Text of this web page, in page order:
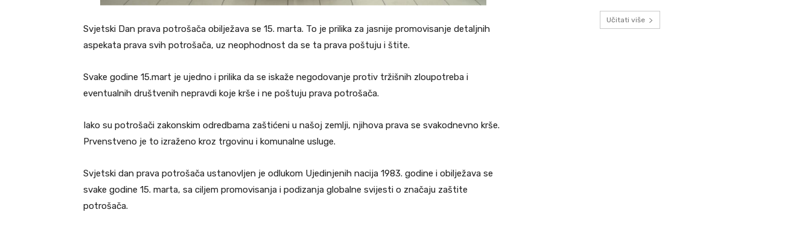
Svjetski Dan prava potrošača obilježava se 15. marta. To je prilika za jasnije promovisanje detaljnih
aspekata prava svih potrošača, uz neophodnost da se ta prava poštuju i štite.
Svake godine 15.mart je ujedno i prilika da se iskaže negodovanje protiv tržišnih zloupotreba i
eventualnih društvenih nepravdi koje krše i ne poštuju prava potrošača.
Iako su potrošači zakonskim odredbama zaštićeni u našoj zemlji, njihova prava se svakodnevno krše.
Prvenstveno je to izraženo kroz trgovinu i komunalne usluge.
Svjetski dan prava potrošača ustanovljen je odlukom Ujedinjenih nacija 1983. godine i obilježava se
svake godine 15. marta, sa ciljem promovisanja i podizanja globalne svijesti o značaju zaštite
potrošača.
Učitati više